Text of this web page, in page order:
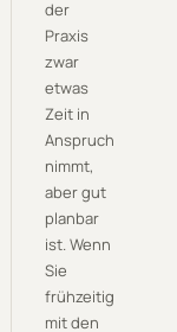
der
Praxis
zwar
etwas
Zeit in
Anspruch
nimmt,
aber gut
planbar
ist. Wenn
Sie
frühzeitig
mit den